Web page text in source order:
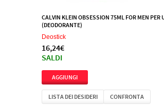
CALVIN KLEIN OBSESSION 75ML FOR MEN PER
(DEODORANTE)
Deostick
16,24€
SALDI
LISTA DEI DESIDERI CONFRONTA